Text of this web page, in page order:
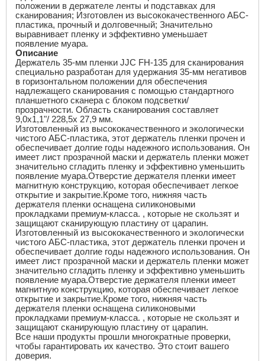
положении в держателе ленты и подставках для
сканирования; Изготовлен из высококачественного АБС-
пластика, прочный и долговечный; Значительно
выравнивает пленку и эффективно уменьшает
появление муара.
Описание
Держатель 35-мм пленки JJC FH-135 для сканирования
специально разработан для удержания 35-мм негативов
в горизонтальном положении для обеспечения
надлежащего сканирования с помощью стандартного
планшетного сканера с блоком подсветки/
прозрачности. Область сканирования составляет
9,0x1,1"/ 228,5x 27,9 мм.
Изготовленный из высококачественного и экологически
чистого АБС-пластика, этот держатель пленки прочен и
обеспечивает долгие годы надежного использования. Он
имеет лист прозрачной маски и держатель пленки может
значительно сгладить пленку и эффективно уменьшить
появление муара.Отверстие держателя пленки имеет
магнитную конструкцию, которая обеспечивает легкое
открытие и закрытие.Кроме того, нижняя часть
держателя пленки оснащена силиконовыми
прокладками премиум-класса. , которые не скользят и
защищают сканирующую пластину от царапин.
Изготовленный из высококачественного и экологически
чистого АБС-пластика, этот держатель пленки прочен и
обеспечивает долгие годы надежного использования. Он
имеет лист прозрачной маски и держатель пленки может
значительно сгладить пленку и эффективно уменьшить
появление муара.Отверстие держателя пленки имеет
магнитную конструкцию, которая обеспечивает легкое
открытие и закрытие.Кроме того, нижняя часть
держателя пленки оснащена силиконовыми
прокладками премиум-класса. , которые не скользят и
защищают сканирующую пластину от царапин.
Все наши продукты прошли многократные проверки,
чтобы гарантировать их качество. Это стоит вашего
доверия.